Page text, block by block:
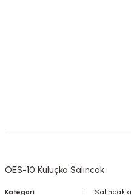
OES-10 Kuluçka Salıncak
Kategori